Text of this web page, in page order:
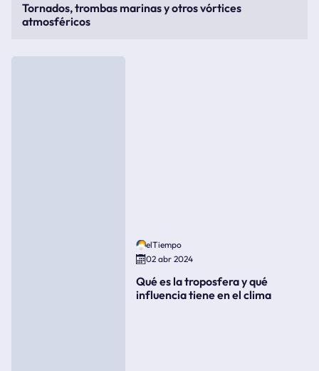
Tornados, trombas marinas y otros vórtices
atmosféricos
elTiempo
02 abr 2024
Qué es la troposfera y qué
influencia tiene en el clima